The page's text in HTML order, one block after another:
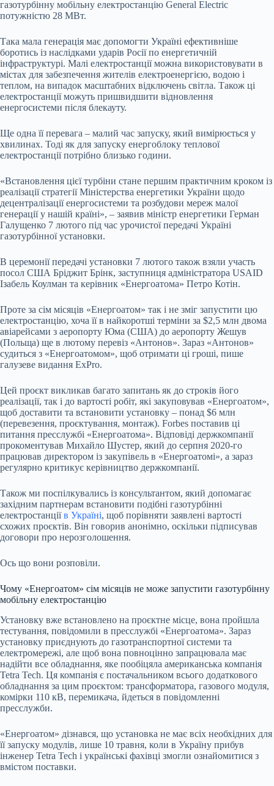
газотурбінну мобільну електростанцію General Electric
потужністю 28 МВт.
Така мала генерація має допомогти Україні ефективніше
боротись із наслідками ударів Росії по енергетичній
інфраструктурі. Малі електростанції можна використовувати в
містах для забезпечення жителів електроенергією, водою і
теплом, на випадок масштабних відключень світла. Також ці
електростанції можуть пришвидшити відновлення
енергосистеми після блекауту.
Ще одна її перевага – малий час запуску, який вимірюється у
хвилинах. Тоді як для запуску енергоблоку теплової
електростанції потрібно близько години.
«Встановлення цієї турбіни стане першим практичним кроком із
реалізації стратегії Міністерства енергетики України щодо
децентралізації енергосистеми та розбудови мереж малої
генерації у нашій країні», – заявив міністр енергетики Герман
Галущенко 7 лютого під час урочистої передачі Україні
газотурбінної установки.
В церемонії передачі установки 7 лютого також взяли участь
посол США Бріджит Брінк, заступниця адміністратора USAID
Ізабель Коулман та керівник «Енергоатома» Петро Котін.
Проте за сім місяців «Енергоатом» так і не зміг запустити цю
електростанцію, хоча її в найкоротші терміни за $2,5 млн двома
авіарейсами з аеропорту Юма (США) до аеропорту Жешув
(Польща) ще в лютому перевіз «Антонов». Зараз «Антонов»
судиться з «Енергоатомом», щоб отримати ці гроші, пише
галузеве видання ExPro.
Цей проєкт викликав багато запитань як до строків його
реалізації, так і до вартості робіт, які закуповував «Енергоатом»,
щоб доставити та встановити установку – понад $6 млн
(перевезення, проєктування, монтаж). Forbes поставив ці
питання пресслужбі «Енергоатома». Відповіді держкомпанії
прокоментував Михайло Шустер, який до серпня 2020-го
працював директором із закупівель в «Енергоатомі», а зараз
регулярно критикує керівництво держкомпанії.
Також ми поспілкувались із консультантом, який допомагає
західним партнерам встановити подібні газотурбінні
електростанціїв Україні, щоб порівняти заявлені вартості
схожих проєктів. Він говорив анонімно, оскільки підписував
договори про нерозголошення.
Ось що вони розповіли.
Чому «Енергоатом» сім місяців не може запустити газотурбінну
мобільну електростанцію
Установку вже встановлено на проєктне місце, вона пройшла
тестування, повідомили в пресслужбі «Енергоатома». Зараз
установку приєднують до газотранспортної системи та
електромережі, але щоб вона повноцінно запрацювала має
надійти все обладнання, яке пообіцяла американська компанія
Tetra Tech. Ця компанія є постачальником всього додаткового
обладнання за цим проєктом: трансформатора, газового модуля,
комірки 110 кВ, перемикача, йдеться в повідомленні
пресслужби.
«Енергоатом» дізнався, що установка не має всіх необхідних для
її запуску модулів, лише 10 травня, коли в Україну прибув
інженер Tetra Tech і українські фахівці змогли ознайомитися з
вмістом поставки.